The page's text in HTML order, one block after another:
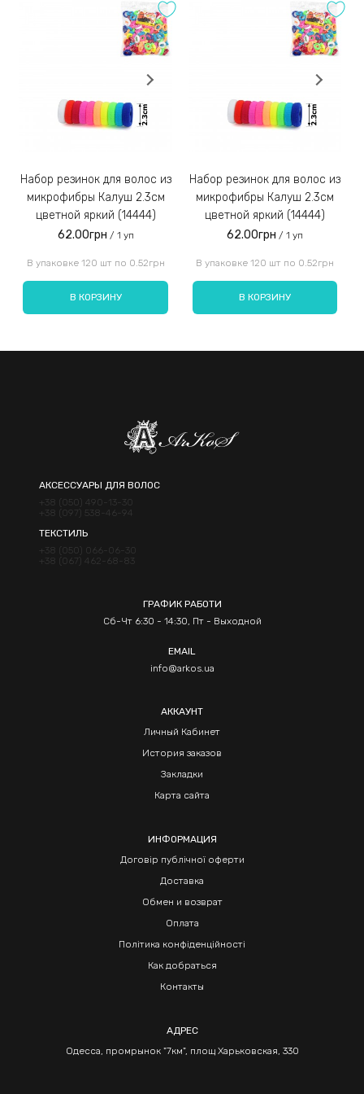
Ассортимент представлен серьгами одной формы, но
нескольких цветов, что позволяет подобрать идеально
подходящие к наряду.
Набор резинок для волос из
микрофибры Калуш 2.3см
цветной яркий (14444)
62.00грн / 1 уп
В упаковке 120 шт по 0.52грн
В КОРЗИНУ
Набор резинок для волос из
микрофибры Калуш 2.3см
цветной яркий (14444)
62.00грн / 1 уп
В упаковке 120 шт по 0.52грн
В КОРЗИНУ
АКСЕССУАРЫ ДЛЯ ВОЛОС
+38 (050) 490-13-30
+38 (097) 538-46-94
ТЕКСТИЛЬ
+38 (050) 066-06-30
+38 (067) 462-68-83
ГРАФИК РАБОТИ
Сб-Чт 6:30 - 14:30, Пт - Выходной
EMAIL
info@arkos.ua
АККАУНТ
Личный Кабинет
История заказов
Закладки
Карта сайта
ИНФОРМАЦИЯ
Договір публічної оферти
Доставка
Обмен и возврат
Оплата
Політика конфіденційності
Как добраться
Контакты
АДРЕС
Одесса, промрынок "7км", площ Харьковская, 330